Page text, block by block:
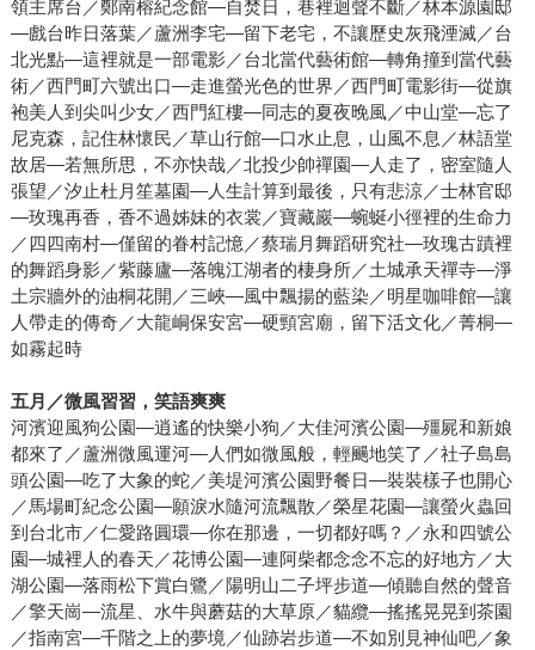
領主席台／鄭南榕紀念館—自焚日，巷裡迴聲不斷／林本源園邸
—戲台昨日落葉／蘆洲李宅—留下老宅，不讓歷史灰飛湮滅／台
北光點—這裡就是一部電影／台北當代藝術館—轉角撞到當代藝
術／西門町六號出口—走進螢光色的世界／西門町電影街—從旗
袍美人到尖叫少女／西門紅樓—同志的夏夜晚風／中山堂—忘了
尼克森，記住林懷民／草山行館—口水止息，山風不息／林語堂
故居—若無所思，不亦快哉／北投少帥禪園—人走了，密室隨人
張望／汐止杜月笙墓園—人生計算到最後，只有悲涼／士林官邸
—玫瑰再香，香不過姊妹的衣裳／寶藏巖—蜿蜒小徑裡的生命力
／四四南村—僅留的眷村記憶／蔡瑞月舞蹈研究社—玫瑰古蹟裡
的舞蹈身影／紫藤廬—落魄江湖者的棲身所／土城承天禪寺—淨
土宗牆外的油桐花開／三峽—風中飄揚的藍染／明星咖啡館—讓
人帶走的傳奇／大龍峒保安宮—硬頸宮廟，留下活文化／菁桐—
如霧起時
五月／微風習習，笑語爽爽
河濱迎風狗公園—逍遙的快樂小狗／大佳河濱公園—殭屍和新娘
都來了／蘆洲微風運河—人們如微風般，輕颺地笑了／社子島島
頭公園—吃了大象的蛇／美堤河濱公園野餐日—裝裝樣子也開心
／馬場町紀念公園—願淚水隨河流飄散／榮星花園—讓螢火蟲回
到台北市／仁愛路圓環—你在那邊，一切都好嗎？／永和四號公
園—城裡人的春天／花博公園—連阿柴都念念不忘的好地方／大
湖公園—落雨松下賞白鷺／陽明山二子坪步道—傾聽自然的聲音
／擎天崗—流星、水牛與蘑菇的大草原／貓纜—搖搖晃晃到茶園
／指南宮—千階之上的夢境／仙跡岩步道—不如別見神仙吧／象